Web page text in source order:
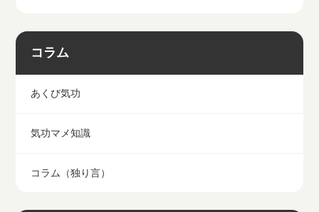
コラム
あくび気功
気功マメ知識
コラム（独り言）